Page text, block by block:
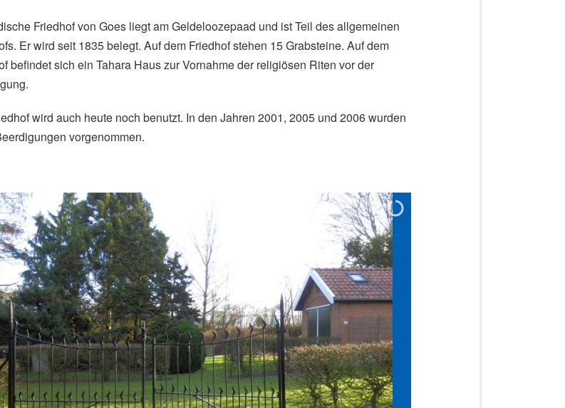
Friedhof von Goes liegt am Geldeloozepaad und ist Teil des allgemeinen
Er wird seit 1835 belegt. Auf dem Friedhof stehen 15 Grabsteine. Auf dem
befindet sich ein Tahara Haus zur Vornahme der religiösen Riten vor der
wird auch heute noch benutzt. In den Jahren 2001, 2005 und 2006 wurden
vorgenommen.